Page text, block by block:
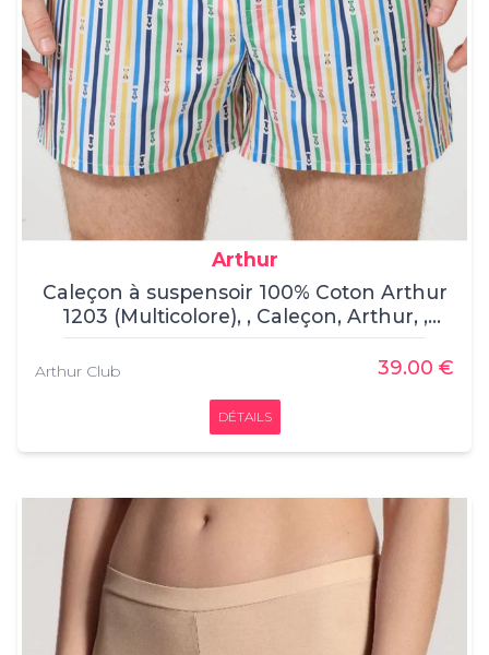
Arthur
Caleçon à suspensoir 100% Coton Arthur
1203 (Multicolore), , Caleçon, Arthur, ,
100% coton
Arthur Club 39.00 €
DÉTAILS